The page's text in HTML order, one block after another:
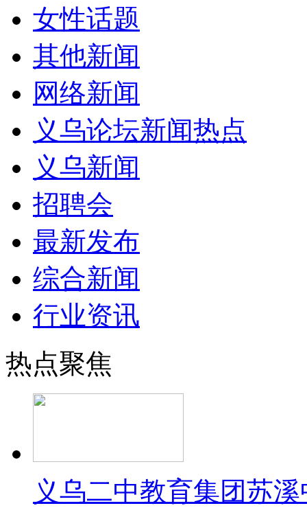
女性话题
其他新闻
网络新闻
义乌论坛新闻热点
义乌新闻
招聘会
最新发布
综合新闻
行业资讯
热点聚焦
义乌二中教育集团苏